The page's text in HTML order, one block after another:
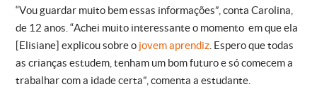
“Vou guardar muito bem essas informações”, conta Carolina,
de 12 anos. “Achei muito interessante o momento em que ela
[Elisiane] explicou sobre o jovem aprendiz . Espero que todas
as crianças estudem, tenham um bom futuro e só comecem a
trabalhar com a idade certa”, comenta a estudante.